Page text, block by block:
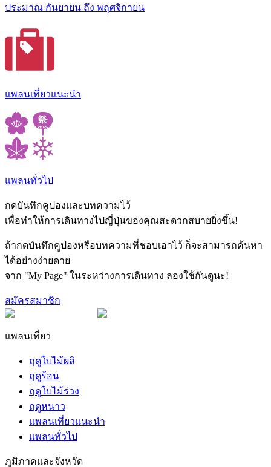
ประมาณ กันยายน ถึง พฤศจิกายน
แพลนเที่ยวแนะนำ
แพลนทั่วไป
กดบันทึกคูปองและบทความไว้
เพื่อทำให้การเดินทางไปญี่ปุ่นของคุณสะดวกสบายยิ่งขึ้น!
ถ้ากดบันทึกคูปองหรือบทความที่ชอบเอาไว้ ก็จะสามารถค้นหา
ได้อย่างง่ายดาย
จาก "My Page" ในระหว่างการเดินทาง ลองใช้กันดูนะ!
สมัครสมาชิก
แพลนเที่ยว
ฤดูใบไม้ผลิ
ฤดูร้อน
ฤดูใบไม้ร่วง
ฤดูหนาว
แพลนเที่ยวแนะนำ
แพลนทั่วไป
ภูมิภาคและจังหวัด